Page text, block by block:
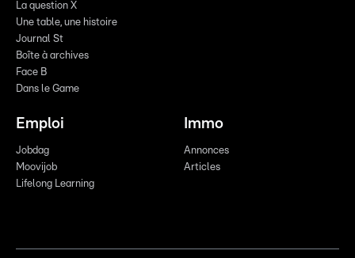
La question X
Une table, une histoire
Journal St
Boîte à archives
Face B
Dans le Game
Emploi
Jobdag
Moovijob
Lifelong Learning
Immo
Annonces
Articles